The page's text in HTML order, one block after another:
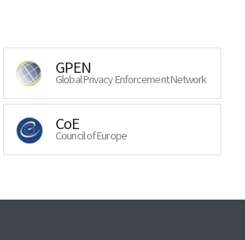
GPEN
Global Privacy Enforcement Network
CoE
Council of Europe